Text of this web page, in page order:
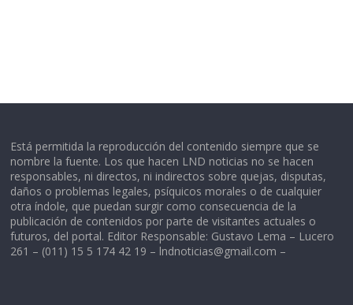
Está permitida la reproducción del contenido siempre que se
nombre la fuente. Los que hacen LND noticias no se hacen
responsables, ni directos, ni indirectos sobre quejas, disputas,
daños o problemas legales, psíquicos morales o de cualquier
otra índole, que puedan surgir como consecuencia de la
publicación de contenidos por parte de visitantes actuales o
futuros, del portal. Editor Responsable: Gustavo Lema – Lucero
261 – (011) 15 5 174 42 19 – lndnoticias@gmail.com –